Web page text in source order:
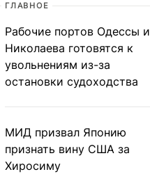
ГЛАВНОЕ
Рабочие портов Одессы и
Николаева готовятся к
увольнениям из-за
остановки судоходства
МИД призвал Японию
признать вину США за
Хиросиму